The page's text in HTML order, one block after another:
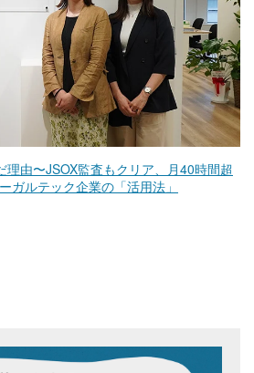
理由〜JSOX監査もクリア、月40時間超
ガルテック企業の「活用法」